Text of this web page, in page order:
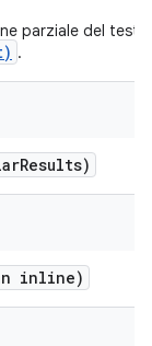
parziale del test
.
Results)
inline)